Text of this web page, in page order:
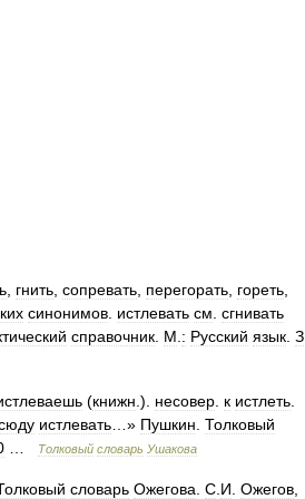
гнить сопревать перегорать гореть
синонимов истлевать см сгнивать
справочник М : Русский язык З
(книжн .). несовер к истлеть
истлевать …» Пушкин Толковый
Толковый словарь Ушакова
словарь Ожегова С И Ожегов